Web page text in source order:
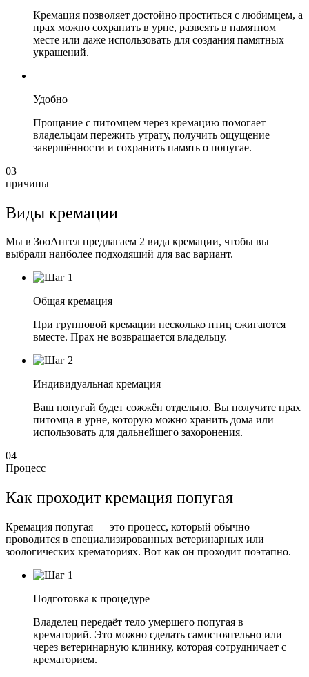
Кремация позволяет достойно проститься с любимцем, а
прах можно сохранить в урне, развеять в памятном
месте или даже использовать для создания памятных
украшений.
Удобно
Прощание с питомцем через кремацию помогает
владельцам пережить утрату, получить ощущение
завершённости и сохранить память о попугае.
03
причины
Виды кремации
Мы в ЗооАнгел предлагаем 2 вида кремации, чтобы вы
выбрали наиболее подходящий для вас вариант.
Общая кремация
При групповой кремации несколько птиц сжигаются
вместе. Прах не возвращается владельцу.
Индивидуальная кремация
Ваш попугай будет сожжён отдельно. Вы получите прах
питомца в урне, которую можно хранить дома или
использовать для дальнейшего захоронения.
04
Процесс
Как проходит кремация попугая
Кремация попугая — это процесс, который обычно
проводится в специализированных ветеринарных или
зоологических крематориях. Вот как он проходит поэтапно.
Подготовка к процедуре
Владелец передаёт тело умершего попугая в
крематорий. Это можно сделать самостоятельно или
через ветеринарную клинику, которая сотрудничает с
крематорием.